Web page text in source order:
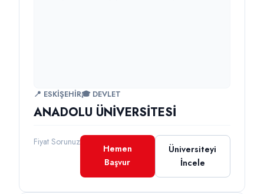
📍 ESKİŞEHİR🎓 DEVLET
ANADOLU ÜNİVERSİTESİ
Fiyat Sorunuz
Hemen
Başvur
Üniversiteyi
İncele